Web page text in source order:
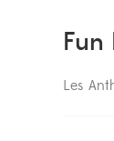
Fun
Les